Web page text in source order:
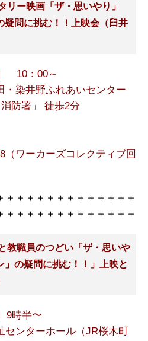
リー映画「ザ・思いやり」
疑問に挑む！！上映会（臼井
10：00～
染井野ふれあいセンター
防署」 徒歩2分
（ワーカーズコレクティブ回
＋＋＋＋＋＋＋＋＋＋＋＋＋
＋＋＋＋＋＋＋＋＋＋＋＋＋
教職員のつどい「ザ・思いや
の疑問に挑む！！」上映と
9時半〜
ンターホール（JR桜木町